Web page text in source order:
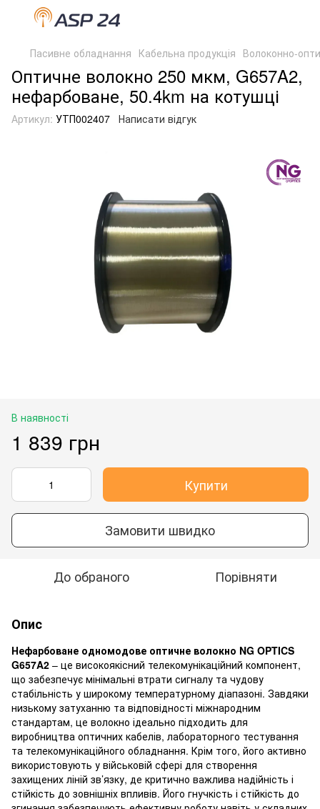
Пасивне обладнання Кабельна продукція Волоконно-
Оптичне волокно 250 мкм, G657A2,
нефарбоване, 50.4km на котушці
Артикул: УТП002407 Написати відгук
В наявності
1 839 грн
Купити
Замовити швидко
До обраного Порівняти
Опис
Нефарбоване одномодове оптичне волокно NG OPTICS
G657A2 – це високоякісний телекомунікаційний компонент,
що забезпечує мінімальні втрати сигналу та чудову
стабільність у широкому температурному діапазоні. Завдяки
низькому затуханню та відповідності міжнародним
стандартам, це волокно ідеально підходить для
виробництва оптичних кабелів, лабораторного тестування
та телекомунікаційного обладнання. Крім того, його активно
використовують у військовій сфері для створення
захищених ліній зв’язку, де критично важлива надійність і
стійкість до зовнішніх впливів. Його гнучкість і стійкість до